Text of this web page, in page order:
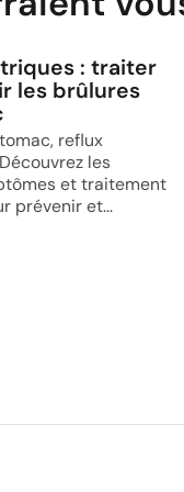
: traiter
les brûlures
reflux
les
et traitement
prévenir et...